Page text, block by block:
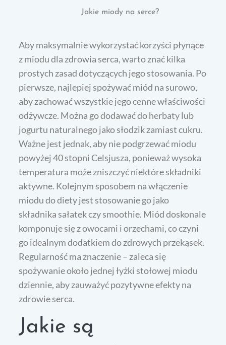
Jakie miody na serce?
Aby maksymalnie wykorzystać korzyści płynące
z miodu dla zdrowia serca, warto znać kilka
prostych zasad dotyczących jego stosowania. Po
pierwsze, najlepiej spożywać miód na surowo,
aby zachować wszystkie jego cenne właściwości
odżywcze. Można go dodawać do herbaty lub
jogurtu naturalnego jako słodzik zamiast cukru.
Ważne jest jednak, aby nie podgrzewać miodu
powyżej 40 stopni Celsjusza, ponieważ wysoka
temperatura może zniszczyć niektóre składniki
aktywne. Kolejnym sposobem na włączenie
miodu do diety jest stosowanie go jako
składnika sałatek czy smoothie. Miód doskonale
komponuje się z owocami i orzechami, co czyni
go idealnym dodatkiem do zdrowych przekąsek.
Regularność ma znaczenie – zaleca się
spożywanie około jednej łyżki stołowej miodu
dziennie, aby zauważyć pozytywne efekty na
zdrowie serca.
Jakie są